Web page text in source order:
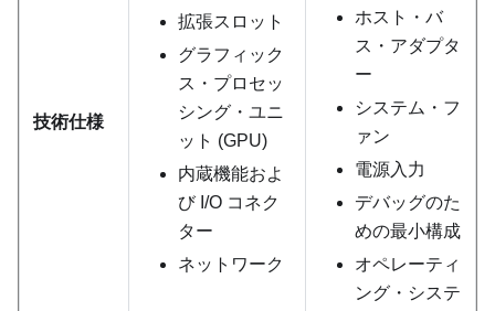
技術仕様
拡張スロット
グラフィック
ス・プロセッ
シング・ユニ
ット (GPU)
内蔵機能およ
び I/O コネク
ター
ネットワーク
ホスト・バ
ス・アダプタ
ー
システム・フ
ァン
電源入力
デバッグのた
めの最小構成
オペレーティ
ング・システ